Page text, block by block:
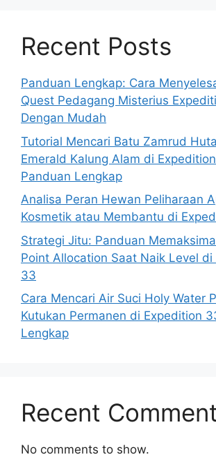
Recent Posts
Panduan Lengkap: Cara
Quest Pedagang Misterius
Dengan Mudah
Tutorial Mencari Batu Zamrud
Emerald Kalung Alam di
Panduan Lengkap
Analisa Peran Hewan Peliharaan
Kosmetik atau Membantu di
Strategi Jitu: Panduan
Point Allocation Saat Naik Level di
33
Cara Mencari Air Suci Holy Water
Kutukan Permanen di Expedition
Lengkap
Recent
No comments to show.